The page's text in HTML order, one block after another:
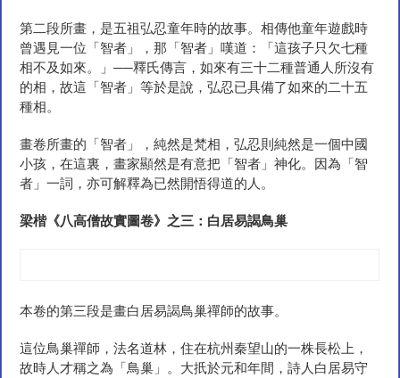
第二段所畫，是五祖弘忍童年時的故事。相傳他童年遊戲時
曾遇見一位「智者」，那「智者」嘆道：「這孩子只欠七種
相不及如來。」──釋氏傳言，如來有三十二種普通人所沒有
的相，故這「智者」等於是說，弘忍已具備了如來的二十五
種相。
畫卷所畫的「智者」，純然是梵相，弘忍則純然是一個中國
小孩，在這裏，畫家顯然是有意把「智者」神化。因為「智
者」一詞，亦可解釋為已然開悟得道的人。
梁楷《八高僧故實圖卷》之三：白居易謁鳥巢
本卷的第三段是畫白居易謁鳥巢禪師的故事。
這位鳥巢禪師，法名道林，住在杭州秦望山的一株長松上，
故時人才稱之為「鳥巢」。大扺於元和年間，詩人白居易守